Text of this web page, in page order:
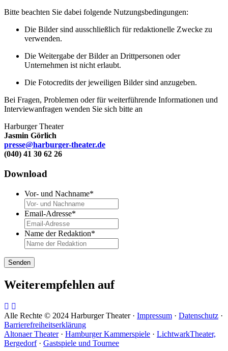
Bitte beachten Sie dabei folgende Nutzungsbedingungen:
Die Bilder sind ausschließlich für redaktionelle Zwecke zu
verwenden.
Die Weitergabe der Bilder an Drittpersonen oder
Unternehmen ist nicht erlaubt.
Die Fotocredits der jeweiligen Bilder sind anzugeben.
Bei Fragen, Problemen oder für weiterführende Informationen und
Interviewanfragen wenden Sie sich bitte an
Harburger Theater
Jasmin Görlich
presse@harburger-theater.de
(040) 41 30 62 26
Download
Vor- und Nachname*
Email-Adresse*
Name der Redaktion*
Weiterempfehlen auf
Alle Rechte © 2024 Harburger Theater · Impressum · Datenschutz ·
Barrierefreiheitserklärung
Altonaer Theater· Hamburger Kammerspiele · LichtwarkTheater,
Bergedorf· Gastspiele und Tournee